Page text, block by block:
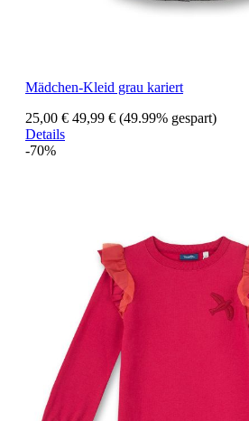
Mädchen-Kleid grau kariert
25,00 € 49,99 € (49.99% gespart)
Details
-70%